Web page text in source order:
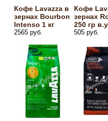
Кофе Lavazza в
зернах Bourbon
Intenso 1 кг
2565 руб.
Кофе
зернах
250 гр
505 руб.